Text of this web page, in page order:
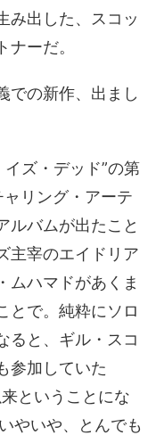
み出した、スコッ
ナーだ。
での新作、出まし
ズ・デッド”の第
リング・アーテ
ルバムが出たこと
主宰のエイドリア
ムハマドがあくま
とで。純粋にソロ
ると、ギル・スコ
参加していた
ということにな
やいや、とんでも